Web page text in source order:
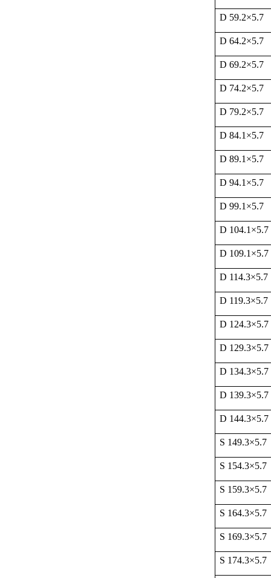
D 59.2×5.7
D 64.2×5.7
D 69.2×5.7
D 74.2×5.7
D 79.2×5.7
D 84.1 ×5.7
D 89.1 ×5.7
D 94.1 ×5.7
D 99.1 ×5.7
D 104.1 ×5.7
D 109.1 ×5.7
D 114.3×5.7
D 119.3×5.7
D 124.3×5.7
D 129.3×5.7
D 134.3×5.7
D 139.3×5.7
D 144.3×5.7
S 149.3×5.7
S 154.3×5.7
S 159.3×5.7
S 164.3×5.7
S 169.3×5.7
S 174.3×5.7